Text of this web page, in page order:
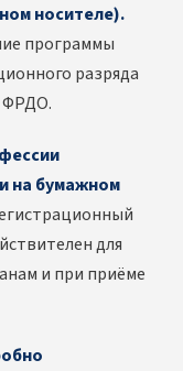
носителе).
программы
разряда
ФРДО.
на бумажном
для
и при приёме